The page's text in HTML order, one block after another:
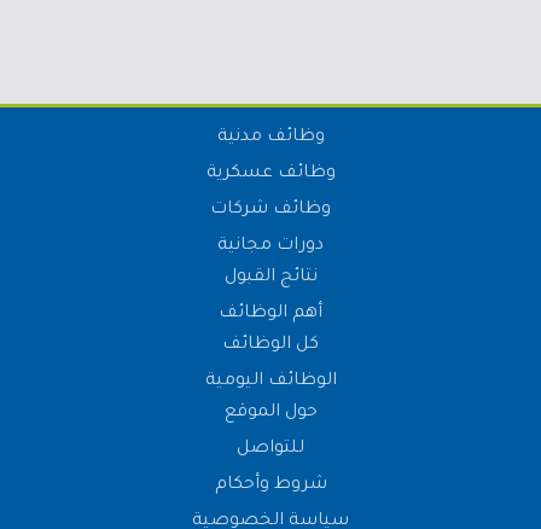
وظائف مدنية
وظائف عسكرية
وظائف شركات
دورات مجانية
نتائج القبول
أهم الوظائف
كل الوظائف
الوظائف اليومية
حول الموقع
للتواصل
شروط وأحكام
سياسة الخصوصية